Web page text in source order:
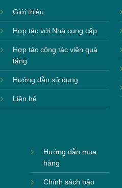
Giới thiệu
Hợp tác với Nhà cung cấp
Hợp tác cộng tác viên quà
tặng
Hướng dẫn sử dụng
Liên hệ
Hướng dẫn mua
hàng
Chính sách bảo